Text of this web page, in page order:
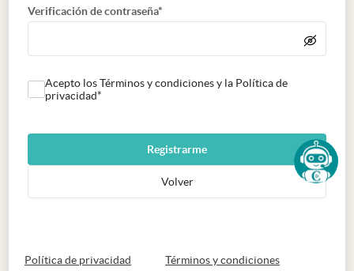
Verificación de contraseña*
Acepto los Términos y condiciones y la Política de
privacidad*
Registrarme
Volver
Política de privacidad abre en nueva pestaña
Términos y condicionesabre en nueva